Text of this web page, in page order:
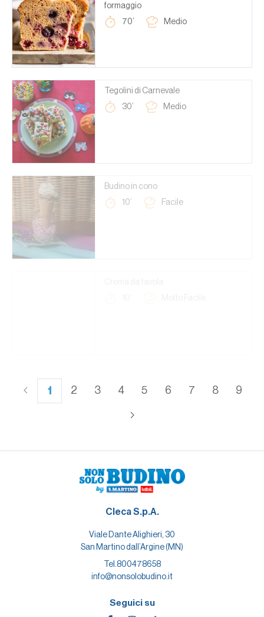
formaggio
70’
Medio
Tegolini di Carnevale
30’
Medio
Budino in cono
10’
Facile
1 2 3 4 5 6 7 8 9
Cleca S.p.A.
Viale Dante Alighieri, 30
San Martino dall’Argine (MN)
Tel. 800478658
info@nonsolobudino.it
Seguici su